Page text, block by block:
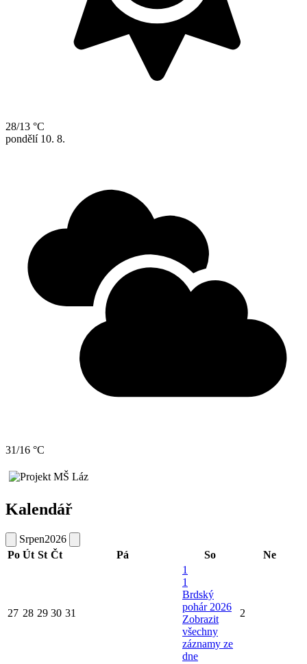
28/13 °C
pondělí 10. 8.
31/16 °C
Kalendář
Srpen2026
Po Út St Čt Pá So Ne
27 28 29 30 31
1
1
Brdský
pohár 2026
Zobrazit
všechny
záznamy ze
dne
2